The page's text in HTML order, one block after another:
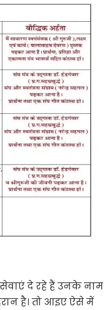
दे रहे हैं उनके नाम
है। तो आइए ऐसे में